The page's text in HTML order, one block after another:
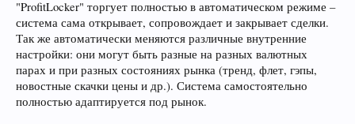
"ProfitLocker" торгует полностью в автоматическом режиме –
система сама открывает, сопровождает и закрывает сделки.
Так же автоматически меняются различные внутренние
настройки: они могут быть разные на разных валютных
парах и при разных состояниях рынка (тренд, флет, гэпы,
новостные скачки цены и др.). Система самостоятельно
полностью адаптируется под рынок.